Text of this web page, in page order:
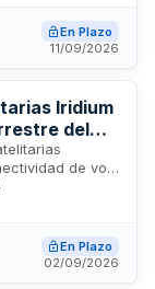
de red,
todas las
alineada
educativo.
En Plazo
11/09/2026
Iridium
del
la AEAT
de voz,
y
e II.EE. de
seguras y
de
En Plazo
02/09/2026